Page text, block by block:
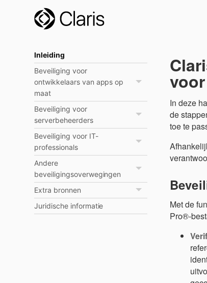
Inleiding
Beveiliging voor
ontwikkelaars van apps op
maat
Beveiliging voor
serverbeheerders
Beveiliging voor IT-
professionals
Andere
beveiligingsoverwegingen
Extra bronnen
Juridische informatie
In deze
de
toe te
Met de
Pro®-